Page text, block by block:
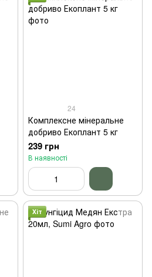
24
Комплексне мінеральне
добриво Екоплант 5 кг
239 грн
В наявності
Хіт